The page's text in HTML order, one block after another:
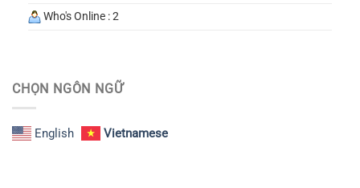
Who's Online : 2
CHỌN NGÔN NGỮ
English Vietnamese